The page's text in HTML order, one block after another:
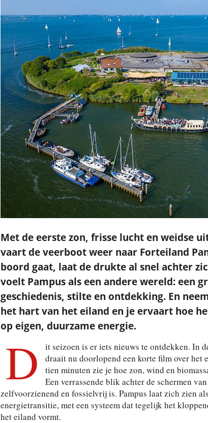
Met de eerste zon, frisse lucht en weidse
vaart de veerboot weer naar Forteiland
boord gaat, laat de drukte al snel achter
voelt Pampus als een andere wereld: een
geschiedenis, stilte en ontdekking. En
het hart van het eiland en je ervaart hoe
op eigen, duurzame energie.
D
it seizoen is er iets nieuws te ontdekken. In
draait nu doorlopend een korte film over het
tien minuten zie je hoe zon, wind en
Een verrassende blik achter de schermen
zelfvoorzienend en fossielvrij is. Pampus laat zich zien
energietransitie, met een systeem dat tegelijk het
het eiland vormt.